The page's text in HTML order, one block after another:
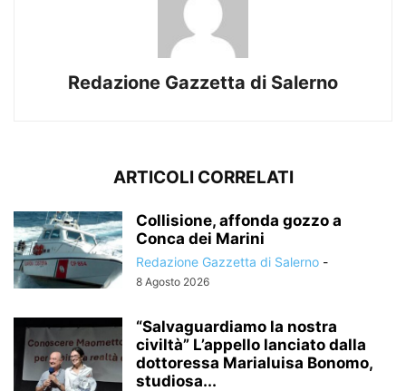
Redazione Gazzetta di Salerno
ARTICOLI CORRELATI
Collisione, affonda gozzo a
Conca dei Marini
Redazione Gazzetta di Salerno -
8 Agosto 2026
“Salvaguardiamo la nostra
civiltà” L’appello lanciato dalla
dottoressa Marialuisa Bonomo,
studiosa...